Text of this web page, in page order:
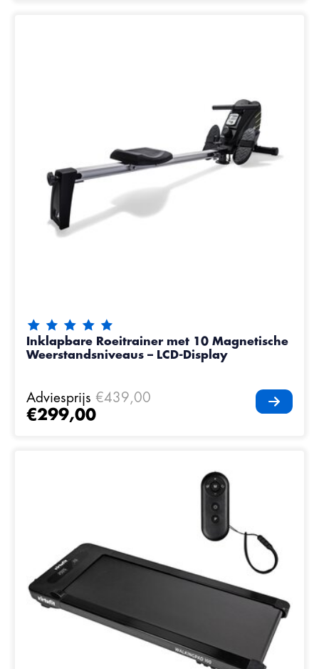
De beoordeling van dit product is van de 5
Inklapbare Roeitrainer met 10 Magnetische
Weerstandsniveaus – LCD-Display
Adviesprijs €439,00
€299,00